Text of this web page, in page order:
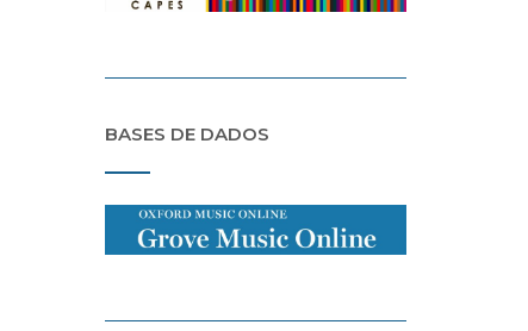
BASES DE DADOS